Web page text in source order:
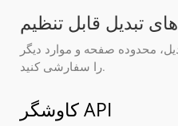
تبدیل قابل تنظیم
محدوده صفحه و موارد دیگر
را سفارشی کنید.
کاوشگر API